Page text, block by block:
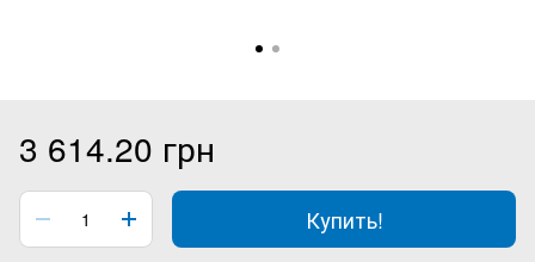
3 614.20 грн
Купить!